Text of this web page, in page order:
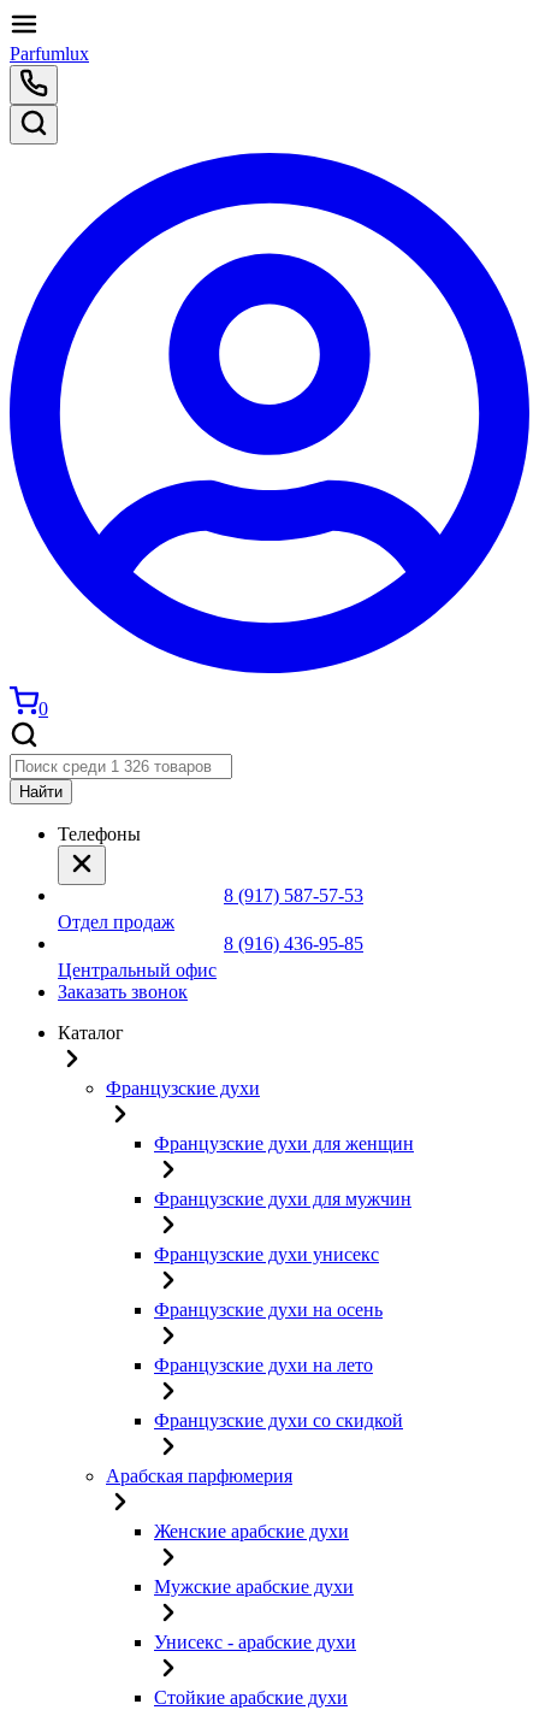
Parfumlux
0
Найти
Телефоны
8 (917) 587-57-53
Отдел продаж
8 (916) 436-95-85
Центральный офис
Заказать звонок
Каталог
Французские духи
Французские духи для женщин
Французские духи для мужчин
Французские духи унисекс
Французские духи на осень
Французские духи на лето
Французские духи со скидкой
Арабская парфюмерия
Женские арабские духи
Мужские арабские духи
Унисекс - арабские духи
Стойкие арабские духи